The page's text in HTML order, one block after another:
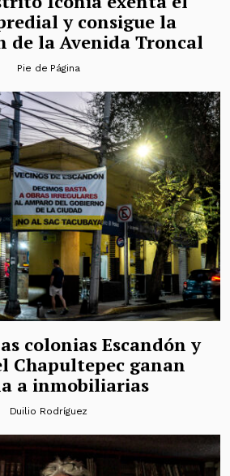
y consigue la
de la Avenida Troncal
Pie de Página
colonias Escandón y
Chapultepec ganan
a inmobiliarias
Duilio Rodríguez